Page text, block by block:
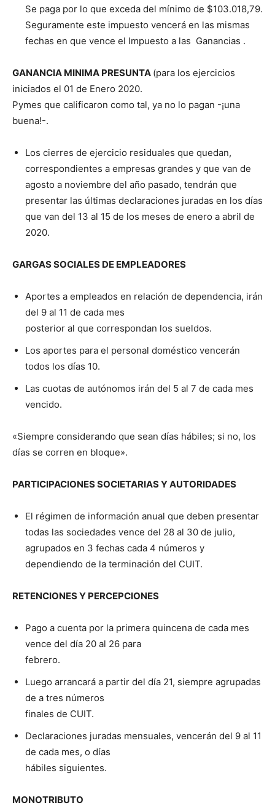
Se paga por lo que exceda del mínimo de $103.018,79.
Seguramente este impuesto vencerá en las mismas
fechas en que vence el Impuesto a las Ganancias .
GANANCIA MINIMA PRESUNTA (para los ejercicios
iniciados el 01 de Enero 2020.
Pymes que calificaron como tal, ya no lo pagan -¡una
buena!-.
Los cierres de ejercicio residuales que quedan,
correspondientes a empresas grandes y que van de
agosto a noviembre del año pasado, tendrán que
presentar las últimas declaraciones juradas en los días
que van del 13 al 15 de los meses de enero a abril de
2020.
GARGAS SOCIALES DE EMPLEADORES
Aportes a empleados en relación de dependencia, irán
del 9 al 11 de cada mes
posterior al que correspondan los sueldos.
Los aportes para el personal doméstico vencerán
todos los días 10.
Las cuotas de autónomos irán del 5 al 7 de cada mes
vencido.
«Siempre considerando que sean días hábiles; si no, los
días se corren en bloque».
PARTICIPACIONES SOCIETARIAS Y AUTORIDADES
El régimen de información anual que deben presentar
todas las sociedades vence del 28 al 30 de julio,
agrupados en 3 fechas cada 4 números y
dependiendo de la terminación del CUIT.
RETENCIONES Y PERCEPCIONES
Pago a cuenta por la primera quincena de cada mes
vence del día 20 al 26 para
febrero.
Luego arrancará a partir del día 21, siempre agrupadas
de a tres números
finales de CUIT.
Declaraciones juradas mensuales, vencerán del 9 al 11
de cada mes, o días
hábiles siguientes.
MONOTRIBUTO